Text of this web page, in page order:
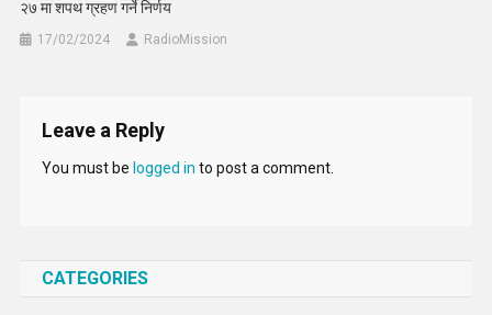
२७ मा शपथ ग्रहण गर्ने निर्णय
17/02/2024 RadioMission
Leave a Reply
You must be logged in to post a comment.
CATEGORIES